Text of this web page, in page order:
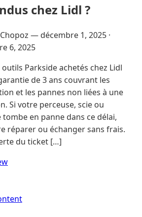
chez Lidl ?
— décembre 1, 2025 ·
6, 2025
outils Parkside achetés chez Lidl
de 3 ans couvrant les
et les pannes non liées à une
Si votre perceuse, scie ou
en panne dans ce délai,
réparer ou échanger sans frais.
du ticket […]